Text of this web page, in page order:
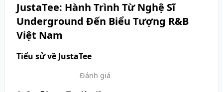
JustaTee: Hành Trình Từ Nghệ Sĩ
Underground Đến Biểu Tượng R&B
Việt Nam
Tiểu sử về JustaTee
Đánh giá